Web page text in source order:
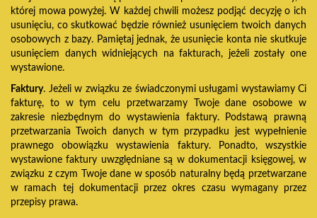
której mowa powyżej. W każdej chwili możesz podjąć decyzję o ich
usunięciu, co skutkować będzie również usunięciem twoich danych
osobowych z bazy. Pamiętaj jednak, że usunięcie konta nie skutkuje
usunięciem danych widniejących na fakturach, jeżeli zostały one
wystawione.
Faktury. Jeżeli w związku ze świadczonymi usługami wystawiamy Ci
fakturę, to w tym celu przetwarzamy Twoje dane osobowe w
zakresie niezbędnym do wystawienia faktury. Podstawą prawną
przetwarzania Twoich danych w tym przypadku jest wypełnienie
prawnego obowiązku wystawienia faktury. Ponadto, wszystkie
wystawione faktury uwzględniane są w dokumentacji księgowej, w
związku z czym Twoje dane w sposób naturalny będą przetwarzane
w ramach tej dokumentacji przez okres czasu wymagany przez
przepisy prawa.